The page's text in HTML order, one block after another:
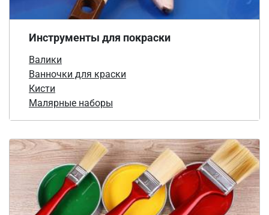
Инструменты для покраски
Валики
Ванночки для краски
Кисти
Малярные наборы